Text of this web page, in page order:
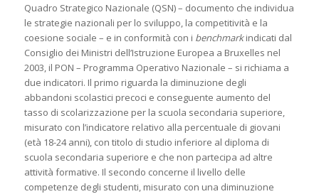
Quadro Strategico Nazionale (QSN) – documento che individua
le strategie nazionali per lo sviluppo, la competitività e la
coesione sociale – e in conformità con i benchmarkindicati dal
Consiglio dei Ministri dell’Istruzione Europea a Bruxelles nel
2003, il PON – Programma Operativo Nazionale – si richiama a
due indicatori. Il primo riguarda la diminuzione degli
abbandoni scolastici precoci e conseguente aumento del
tasso di scolarizzazione per la scuola secondaria superiore,
misurato con l’indicatore relativo alla percentuale di giovani
(età 18-24 anni), con titolo di studio inferiore al diploma di
scuola secondaria superiore e che non partecipa ad altre
attività formative. Il secondo concerne il livello delle
competenze degli studenti, misurato con una diminuzione